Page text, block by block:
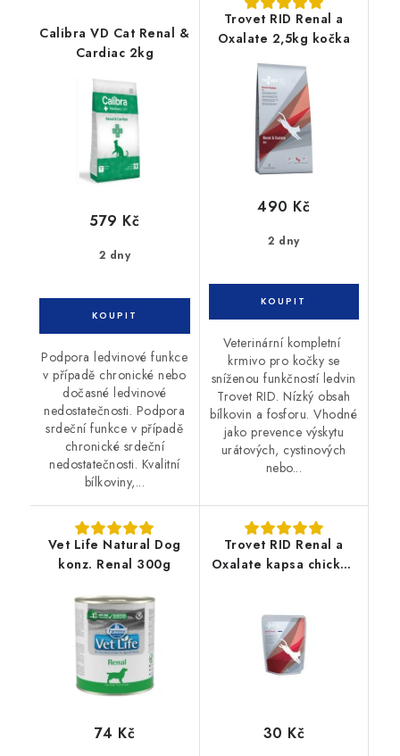
Calibra VD Cat Renal &
Cardiac 2kg
2 dny
579 Kč
Podpora ledvinové funkce
v případě chronické nebo
dočasné ledvinové
nedostatečnosti. Podpora
srdeční funkce v případě
chronické srdeční
nedostatečnosti. Kvalitní
bílkoviny,...
Trovet RID Renal a
Oxalate 2,5kg kočka
2 dny
490 Kč
Veterinární kompletní
krmivo pro kočky se
sníženou funkčností ledvin
Trovet RID. Nízký obsah
bílkovin a fosforu. Vhodné
jako prevence výskytu
urátových, cystinových
nebo...
Vet Life Natural Dog
konz. Renal 300g
74 Kč
Trovet RID Renal a
Oxalate kapsa chicken
30 Kč